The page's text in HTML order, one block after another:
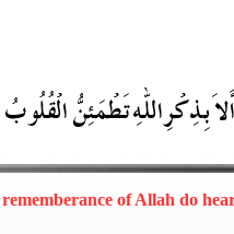
of Allah do